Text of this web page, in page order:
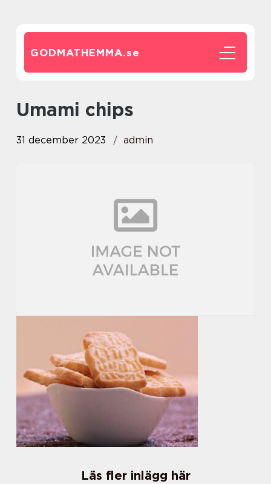
GODMATHEMMA.se
umami chips
31 december 2023 admin
Läs fler inlägg här